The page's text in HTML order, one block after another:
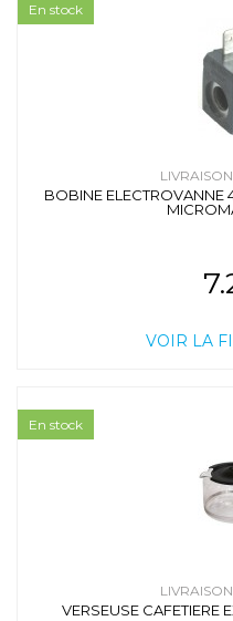
BOBINE ELECTROVANNE
VOIR LA
En stock
VERSEUSE CAFETIERE
En stock